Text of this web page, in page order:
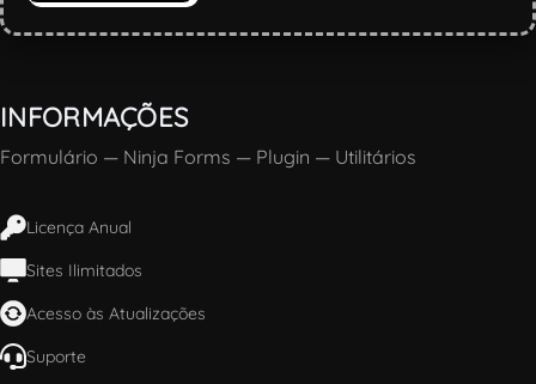
INFORMAÇÕES
Formulário — Ninja Forms — Plugin — Utilitários
Licença Anual
Sites Ilimitados
Acesso às Atualizações
Suporte